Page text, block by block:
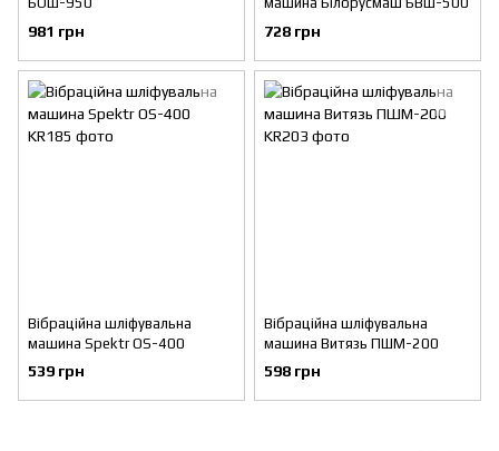
981 грн 728 грн
Вібраційна шліфувальна
машина Spektr OS-400
539 грн
Вібраційна шліфувальна
машина Витязь ПШМ-200
598 грн